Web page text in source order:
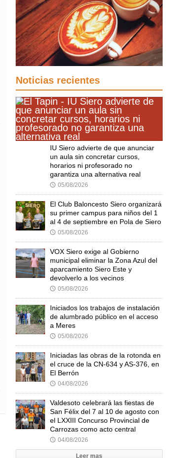
Noticias recientes
IU Siero advierte de que anunciar
un aula sin concretar cursos,
horarios ni profesorado no
garantiza una alternativa real
🕔 05/08/2026
El Club Baloncesto Siero organizará
su primer campus para niños del 1
al 4 de septiembre en Pola de Siero
🕔 05/08/2026
VOX Siero exige al Gobierno
municipal eliminar la Zona Azul del
aparcamiento Siero Este y
devolverlo a los vecinos
🕔 05/08/2026
Iniciados los trabajos de instalación
de alumbrado público en el acceso
a Meres
🕔 05/08/2026
Iniciadas las obras de la rotonda en
el cruce de la CN-634 y AS-376, en
El Berrón
🕔 04/08/2026
Valdesoto celebrará las fiestas de
San Félix del 7 al 10 de agosto con
el LXXIII Concurso Provincial de
Carrozas como acto central
🕔 04/08/2026
Leer mas